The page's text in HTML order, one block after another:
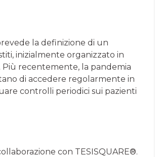
la definizione di un
inizialmente organizzato in
Più recentemente, la pandemia
di accedere regolarmente in
control­li periodici sui pazienti
con TESISQUARE®.